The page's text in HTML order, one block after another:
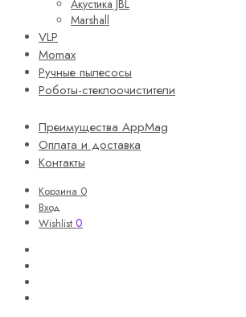
Акустика JBL
Marshall
VLP
Momax
Ручные пылесосы
Роботы-стеклоочистители
Преимущества AppMag
Оплата и доставка
Контакты
Корзина 0
Вход
Wishlist 0